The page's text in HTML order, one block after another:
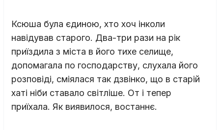
Ксюша була єдиною, хто хоч інколи
навідував старого. Два-три рази на рік
приїздила з міста в його тихе селище,
допомагала по господарству, слухала його
розповіді, сміялася так дзвінко, що в старій
хаті ніби ставало світліше. От і тепер
приїхала. Як виявилося, востаннє.